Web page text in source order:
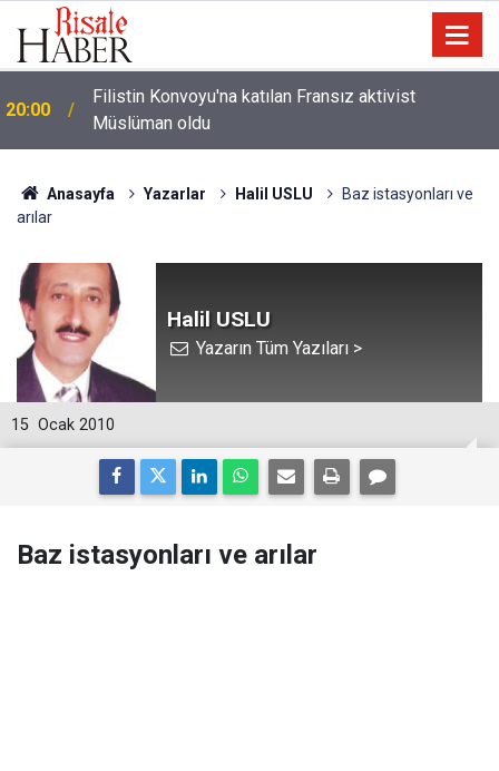
20:00
Filistin Konvoyu'na katılan Fransız aktivist
Müslüman oldu
Anasayfa Yazarlar Halil USLU
Baz istasyonları ve
arılar
Halil USLU
Yazarın Tüm Yazıları >
15 Ocak 2010
Baz istasyonları ve arılar